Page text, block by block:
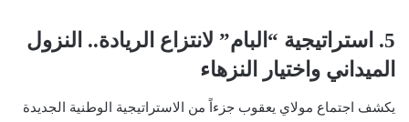
5. استراتيجية “البام” لانتزاع الريادة.. النزول
الميداني واختيار النزهاء
يكشف اجتماع مولاي يعقوب جزءاً من الاستراتيجية الوطنية الجديدة